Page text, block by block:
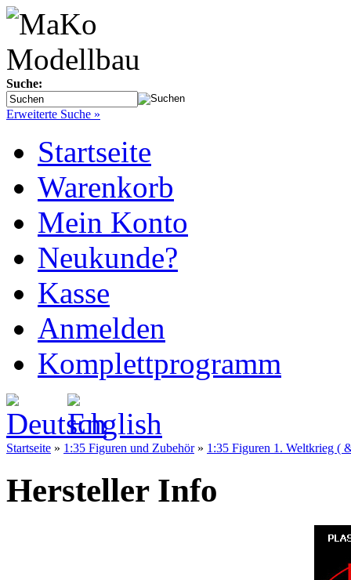
Suche:
Erweiterte Suche »
Startseite
Warenkorb
Mein Konto
Neukunde?
Kasse
Anmelden
Komplettprogramm
Startseite » 1:35 Figuren und Zubehör» 1:35 Figuren 1. Weltkrieg (
Hersteller Info